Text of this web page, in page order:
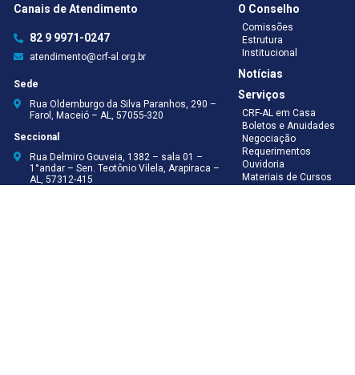
Canais de Atendimento
82 9 9971-0247
atendimento@crf-al.org.br
Sede
Rua Oldemburgo da Silva Paranhos, 290 –
Farol, Maceió – AL, 57055-320
Seccional
Rua Delmiro Gouveia, 1382 – sala 01 –
1°andar – Sen. Teotônio Vilela, Arapiraca –
AL, 57312-415
O Conselho
Comissões
Estrutura
Institucional
Notícias
Serviços
CRF-AL em Casa
Boletos e Anuidades
Negociação
Requerimentos
Ouvidoria
Materiais de Cursos